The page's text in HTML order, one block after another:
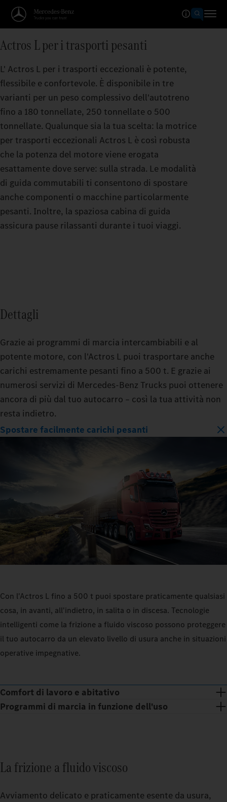
Actros L per i trasporti pesanti
L' Actros L per i trasporti eccezionali è potente,
flessibile e confortevole. È disponibile in tre
varianti per un peso complessivo dell'autotreno
fino a 180 tonnellate, 250 tonnellate o 500
tonnellate. Qualunque sia la tua scelta: la motrice
per trasporti eccezionali Actros L è così robusta
che la potenza del motore viene erogata
esattamente dove serve: sulla strada. Le modalità
di guida commutabili ti consentono di spostare
anche componenti o macchine particolarmente
pesanti. Inoltre, la spaziosa cabina di guida
assicura pause rilassanti durante i tuoi viaggi.
Dettagli
Grazie ai programmi di marcia intercambiabili e al
potente motore, con l'Actros L puoi trasportare anche
carichi estremamente pesanti fino a 500 t. E grazie ai
numerosi servizi di Mercedes‑Benz Trucks puoi ottenere
ancora di più dal tuo autocarro – così la tua attività non
resta indietro.
Spostare facilmente carichi pesanti
Con l'Actros L fino a 500 t puoi spostare praticamente qualsiasi
cosa, in avanti, all'indietro, in salita o in discesa. Tecnologie
intelligenti come la frizione a fluido viscoso possono proteggere
il tuo autocarro da un elevato livello di usura anche in situazioni
operative impegnative.
Comfort di lavoro e abitativo
Programmi di marcia in funzione dell'uso
La frizione a fluido viscoso
Avviamento delicato e praticamente esente da usura,